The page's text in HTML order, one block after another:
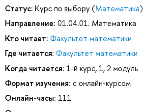
Статус: Курс по выбору (Математика)
Направление: 01.04.01. Математика
Кто читает: Факультет математики
Где читается: Факультет математики
Когда читается: 1-й курс, 1, 2 модуль
Формат изучения: с онлайн-курсом
Онлайн-часы: 111